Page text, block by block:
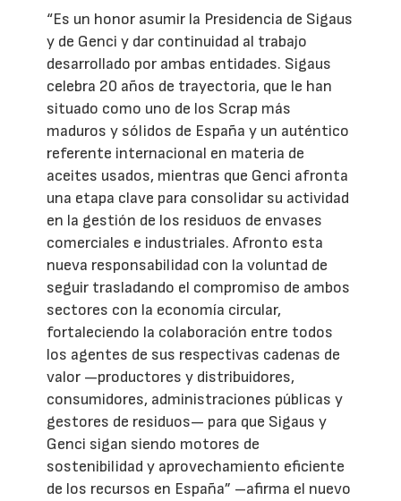
“Es un honor asumir la Presidencia de Sigaus
y de Genci y dar continuidad al trabajo
desarrollado por ambas entidades. Sigaus
celebra 20 años de trayectoria, que le han
situado como uno de los Scrap más
maduros y sólidos de España y un auténtico
referente internacional en materia de
aceites usados, mientras que Genci afronta
una etapa clave para consolidar su actividad
en la gestión de los residuos de envases
comerciales e industriales. Afronto esta
nueva responsabilidad con la voluntad de
seguir trasladando el compromiso de ambos
sectores con la economía circular,
fortaleciendo la colaboración entre todos
los agentes de sus respectivas cadenas de
valor —productores y distribuidores,
consumidores, administraciones públicas y
gestores de residuos— para que Sigaus y
Genci sigan siendo motores de
sostenibilidad y aprovechamiento eficiente
de los recursos en España” –afirma el nuevo